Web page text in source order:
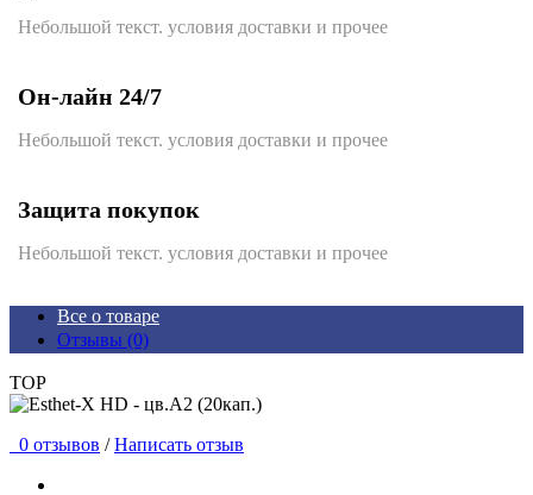
Небольшой текст. условия доставки и прочее
Он-лайн 24/7
Небольшой текст. условия доставки и прочее
Защита покупок
Небольшой текст. условия доставки и прочее
Все о товаре
Отзывы (0)
TOP
0 отзывов / Написать отзыв